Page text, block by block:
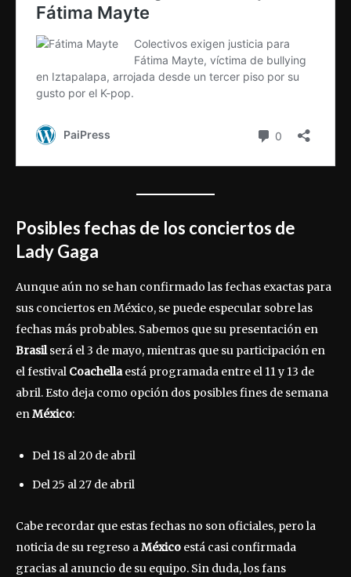
Posibles fechas de los conciertos de
Lady Gaga
Aunque aún no se han confirmado las fechas exactas para
sus conciertos en México, se puede especular sobre las
fechas más probables. Sabemos que su presentación en
Brasilserá el 3 de mayo, mientras que su participación en
el festival Coachellaestá programada entre el 11 y 13 de
abril. Esto deja como opción dos posibles fines de semana
enMéxico:
Del 18 al 20 de abril
Del 25 al 27 de abril
Cabe recordar que estas fechas no son oficiales, pero la
noticia de su regreso aMéxico está casi confirmada
gracias al anuncio de su equipo. Sin duda, los fans